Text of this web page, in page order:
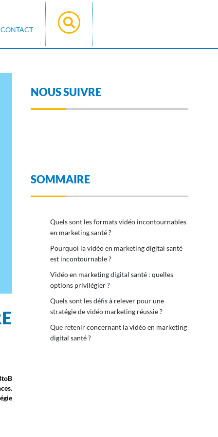
CONTACT
NOUS SUIVRE
SOMMAIRE
Quels sont les formats vidéo incontournables
en marketing santé ?
Pourquoi la vidéo en marketing digital santé
est incontournable ?
Vidéo en marketing digital santé : quelles
options privilégier ?
Quels sont les défis à relever pour une
stratégie de vidéo marketing réussie ?
Que retenir concernant la vidéo en marketing
digital santé ?